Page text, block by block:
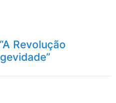
Revolução